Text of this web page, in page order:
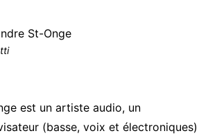
est un artiste audio, un
(basse, voix et électroniques)